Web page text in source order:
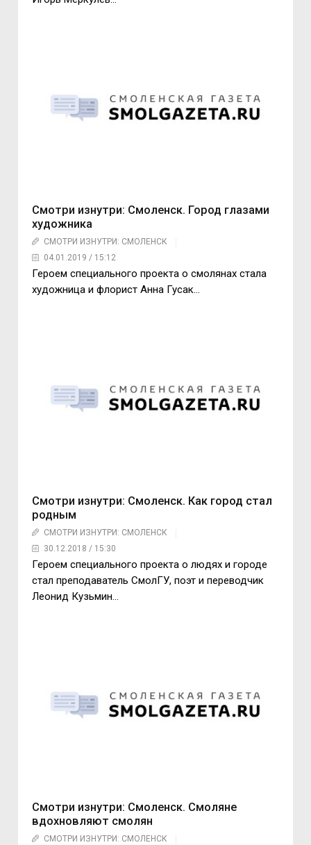
Смотри изнутри: Смоленск. Город глазами
художника
СМОТРИ ИЗНУТРИ: СМОЛЕНСК
04.01.2019 / 15:12
Героем специального проекта о смолянах стала
художница и флорист Анна Гусак…
Смотри изнутри: Смоленск. Как город стал
родным
СМОТРИ ИЗНУТРИ: СМОЛЕНСК
30.12.2018 / 15:30
Героем специального проекта о людях и городе
стал преподаватель СмолГУ, поэт и переводчик
Леонид Кузьмин…
Смотри изнутри: Смоленск. Смоляне
вдохновляют смолян
СМОТРИ ИЗНУТРИ: СМОЛЕНСК